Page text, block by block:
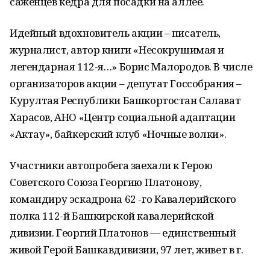
Идейный вдохновитель акции – писатель,
журналист, автор книги «Несокрушимая и
легендарная 112-я…» Борис Малородов. В числе
организаторов акции – депутат Гоccобрания –
Курултая Республики Башкортостан Салават
Харасов, АНО «Центр социальной адаптации
«Актау», байкерский клуб «Ночные волки».
Участники автопробега заехали к Герою
Советского Союза Георгию Платонову,
командиру эскадрона 62 -го Кавалерийского
полка 112-й Башкирской кавалерийской
дивизии. Георгий Платонов — единственный
живой Герой Башкавдивизии, 97 лет, живет в г.